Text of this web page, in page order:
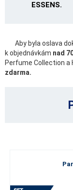
ESSENS.
Aby byla oslava
k objednávkám nad
Perfume Collection a
zdarma.